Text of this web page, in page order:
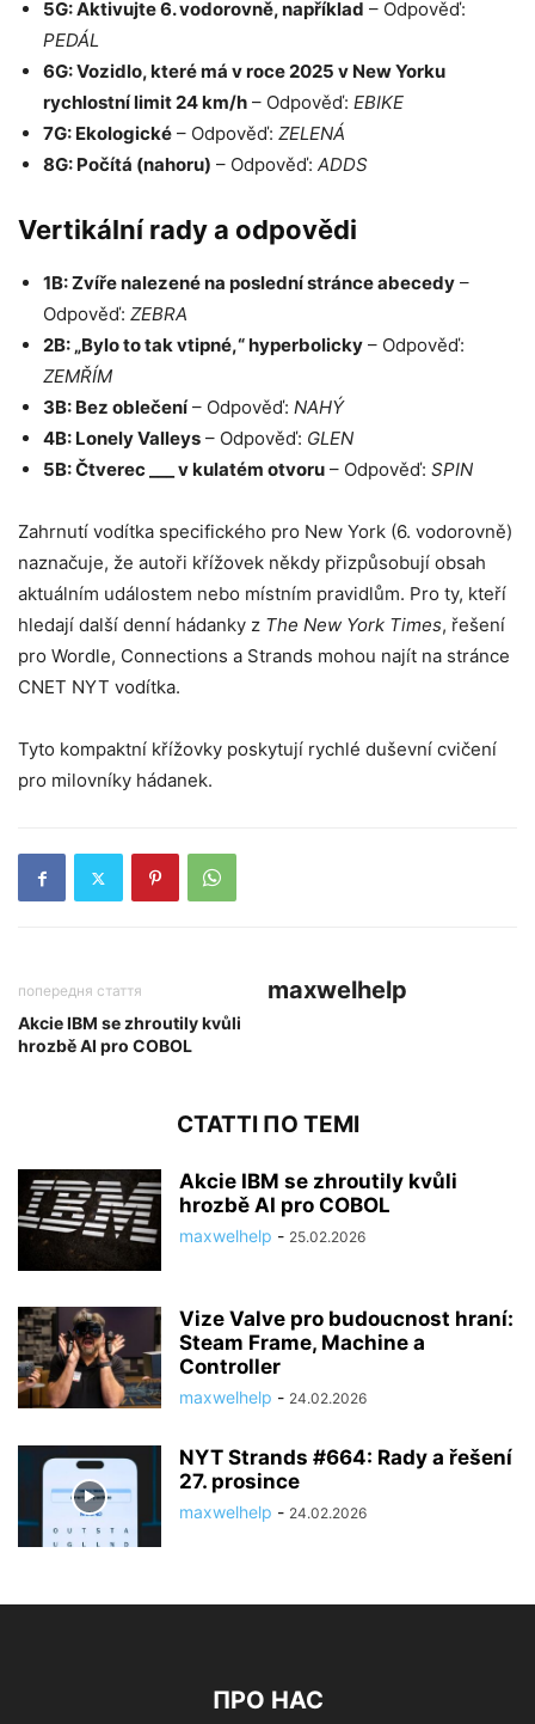
5G: Aktivujte 6. vodorovně, například – Odpověď:
PEDÁL
6G: Vozidlo, které má v roce 2025 v New Yorku
rychlostní limit 24 km/h – Odpověď: EBIKE
7G: Ekologické – Odpověď: ZELENÁ
8G: Počítá (nahoru) – Odpověď: ADDS
Vertikální rady a odpovědi
1B: Zvíře nalezené na poslední stránce abecedy –
Odpověď: ZEBRA
2B: „Bylo to tak vtipné,“ hyperbolicky – Odpověď:
ZEMŘÍM
3B: Bez oblečení– Odpověď: NAHÝ
4B: Lonely Valleys – Odpověď: GLEN
5B: Čtverec ___ v kulatém otvoru – Odpověď: SPIN
Zahrnutí vodítka specifického pro New York (6. vodorovně)
naznačuje, že autoři křížovek někdy přizpůsobují obsah
aktuálním událostem nebo místním pravidlům. Pro ty, kteří
hledají další denní hádanky z The New York Times, řešení
pro Wordle, Connections a Strands mohou najít na stránce
CNET NYT vodítka.
Tyto kompaktní křížovky poskytují rychlé duševní cvičení
pro milovníky hádanek.
попередня стаття
Akcie IBM se zhroutily kvůli
hrozbě AI pro COBOL
maxwelhelp
СТАТТІ ПО ТЕМІ
Akcie IBM se zhroutily kvůli
hrozbě AI pro COBOL
maxwelhelp - 25.02.2026
Vize Valve pro budoucnost hraní:
Steam Frame, Machine a
Controller
maxwelhelp - 24.02.2026
NYT Strands #664: Rady a řešení
27. prosince
maxwelhelp - 24.02.2026
ПРО НАС